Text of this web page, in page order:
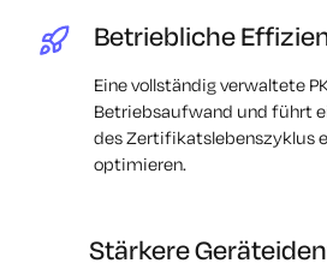
Betriebliche
Eine vollständig verwaltete
Betriebsaufwand und führt
des Zertifikatslebenszyklus
optimieren.
Stärkere